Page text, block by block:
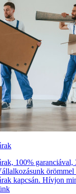
100% garanciával,
örömmel
kapcsán. Hívjon